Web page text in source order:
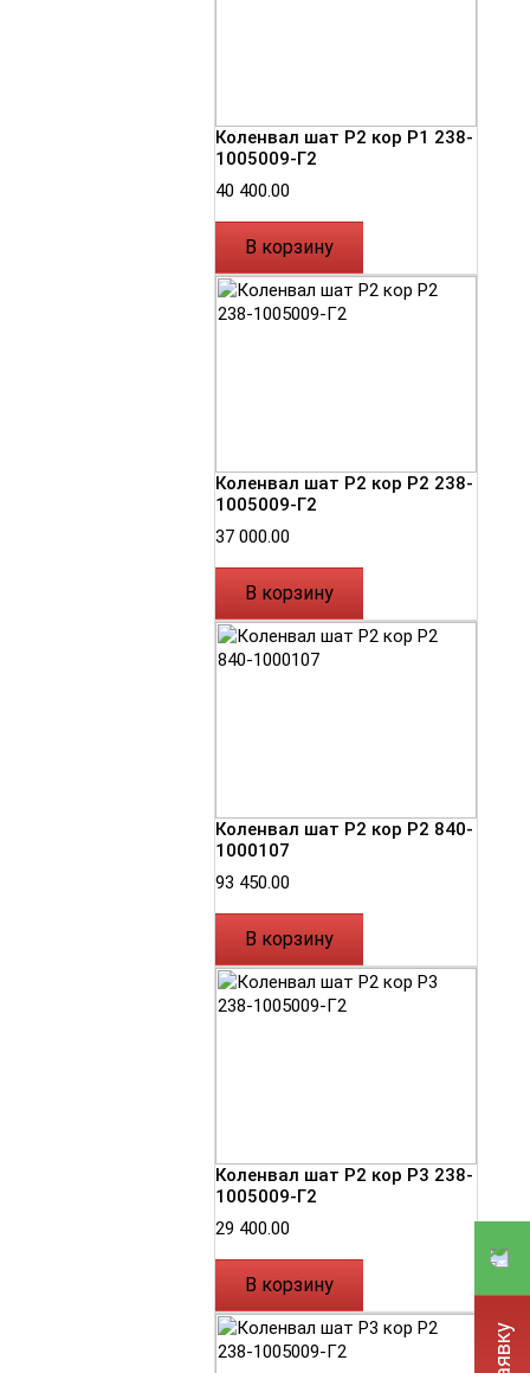
Коленвал шат Р2 кор Р1 238-
1005009-Г2
40 400.00
В корзину
Коленвал шат Р2 кор Р2 238-
1005009-Г2
37 000.00
В корзину
Коленвал шат Р2 кор Р2 840-
1000107
93 450.00
В корзину
Коленвал шат Р2 кор Р3 238-
1005009-Г2
29 400.00
В корзину